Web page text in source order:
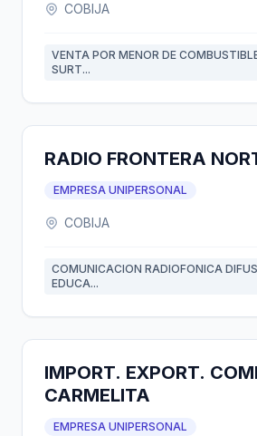
COBIJA
VENTA POR MENOR DE
SURT...
RADIO FRONTERA
EMPRESA UNIPERSONAL
COBIJA
COMUNICACION RADIOFONICA
EDUCA...
IMPORT. EXPORT.
CARMELITA
EMPRESA UNIPERSONAL